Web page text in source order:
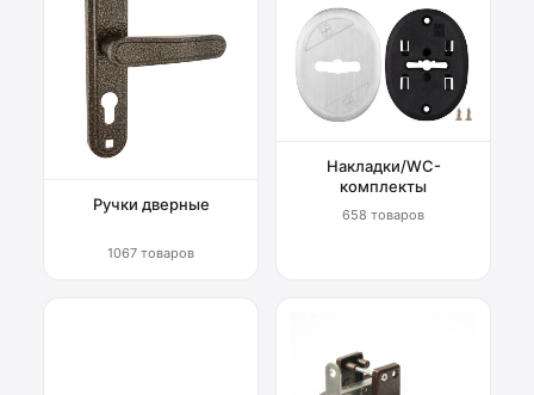
Ручки дверные
1067 товаров
Накладки/WC-
комплекты
658 товаров